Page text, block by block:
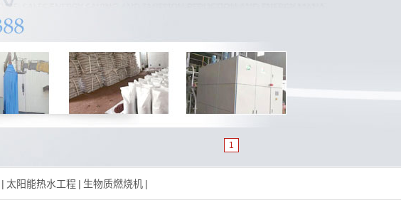
1
| 太阳能热水工程 | 生物质燃烧机 |